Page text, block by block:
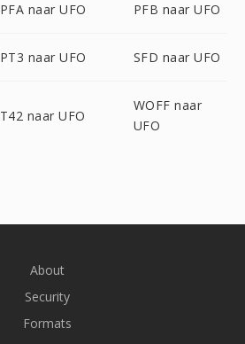
PFA naar UFO PFB naar UFO
PT3 naar UFO SFD naar UFO
T42 naar UFO
WOFF naar
UFO
About
Security
Formats